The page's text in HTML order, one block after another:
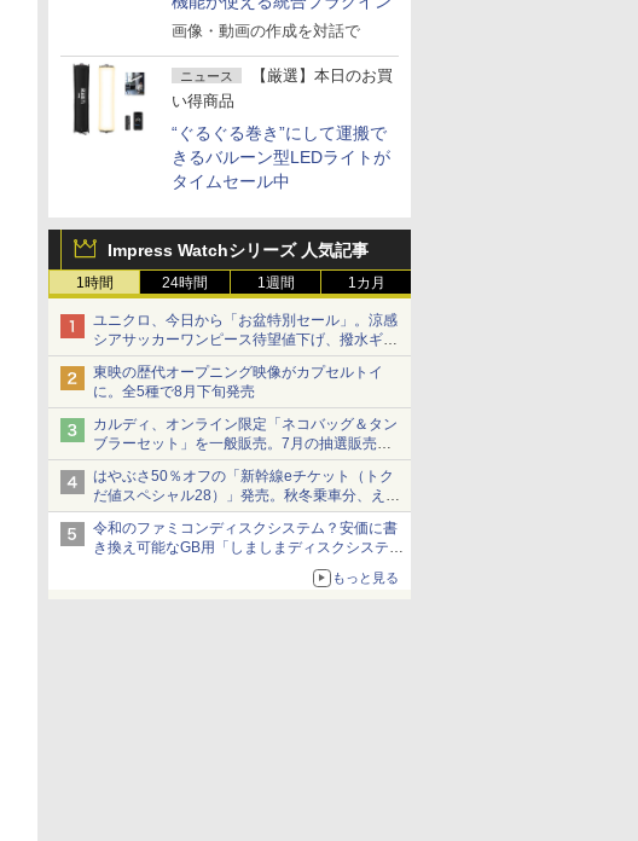
画像・動画の作成を対話で
ニュース
【厳選】本日のお買
い得商品
“ぐるぐる巻き”にして運搬で
きるバルーン型LEDライトが
タイムセール中
Impress Watchシリーズ 人気記事
1時間 24時間 1週間 1カ月
ユニクロ、今日から「お盆特別セール」。涼感
シアサッカーワンピース待望値下げ、撥水ギア
ショーツは1990円に
東映の歴代オープニング映像がカプセルトイ
に。全5種で8月下旬発売
カルディ、オンライン限定「ネコバッグ＆タン
ブラーセット」を一般販売。7月の抽選販売の
当選無効分
はやぶさ50％オフの「新幹線eチケット（トク
だ値スペシャル28）」発売。秋冬乗車分、えき
ねっと限定
令和のファミコンディスクシステム？安価に書
き換え可能なGB用「しましまディスクシステ
もっと見る